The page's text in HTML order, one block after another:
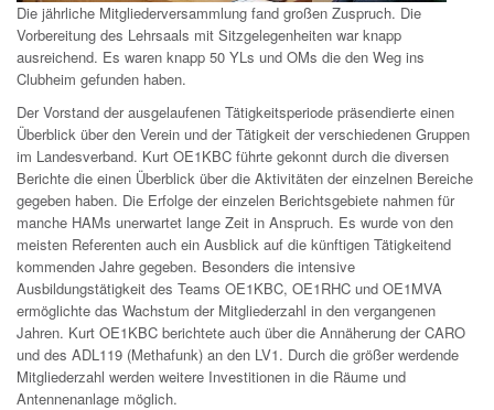
Die jährliche Mitgliederversammlung fand großen Zuspruch. Die
Vorbereitung des Lehrsaals mit Sitzgelegenheiten war knapp
ausreichend. Es waren knapp 50 YLs und OMs die den Weg ins
Clubheim gefunden haben.
Der Vorstand der ausgelaufenen Tätigkeitsperiode präsendierte einen
Überblick über den Verein und der Tätigkeit der verschiedenen Gruppen
im Landesverband. Kurt OE1KBC führte gekonnt durch die diversen
Berichte die einen Überblick über die Aktivitäten der einzelnen Bereiche
gegeben haben. Die Erfolge der einzelen Berichtsgebiete nahmen für
manche HAMs unerwartet lange Zeit in Anspruch. Es wurde von den
meisten Referenten auch ein Ausblick auf die künftigen Tätigkeitend
kommenden Jahre gegeben. Besonders die intensive
Ausbildungstätigkeit des Teams OE1KBC, OE1RHC und OE1MVA
ermöglichte das Wachstum der Mitgliederzahl in den vergangenen
Jahren. Kurt OE1KBC berichtete auch über die Annäherung der CARO
und des ADL119 (Methafunk) an den LV1. Durch die größer werdende
Mitgliederzahl werden weitere Investitionen in die Räume und
Antennenanlage möglich.